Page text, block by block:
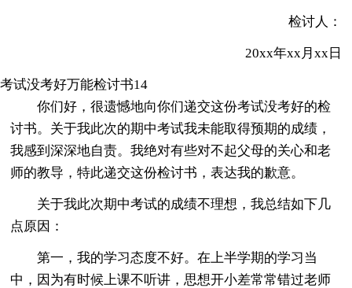
检讨人：
20xx年xx月xx日
考试没考好万能检讨书14
你们好，很遗憾地向你们递交这份考试没考好的检
讨书。关于我此次的期中考试我未能取得预期的成绩，
我感到深深地自责。我绝对有些对不起父母的关心和老
师的教导，特此递交这份检讨书，表达我的歉意。
关于我此次期中考试的成绩不理想，我总结如下几
点原因：
第一，我的学习态度不好。在上半学期的学习当
中，因为有时候上课不听讲，思想开小差常常错过老师